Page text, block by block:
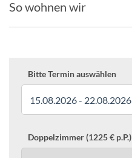
So wohnen wir
Bitte Termin auswählen
15.08.2026 - 22.08.2026
Doppelzimmer (1225 € p.P.)